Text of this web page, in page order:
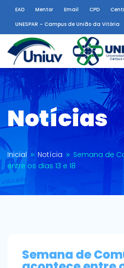
EAD Mentor Email CPD
UNESPAR – Campus de União da Vitória
Notícias
Inicial 9 Notícia 9 Semana de
entre os dias 13 e 18
Semana de